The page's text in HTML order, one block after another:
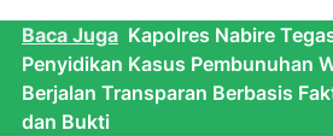
Baca Juga Kapolres Nabire
Penyidikan Kasus Pembunuhan
Berjalan Transparan Berbasis
dan Bukti